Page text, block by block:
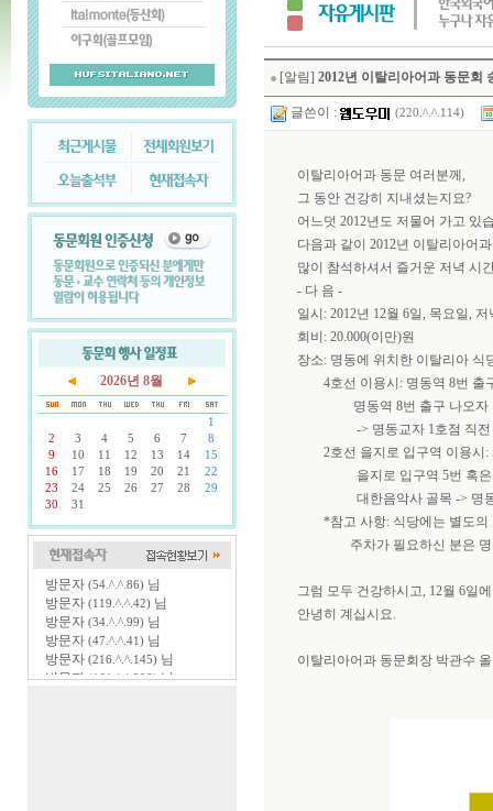
2026년 8월
1
2
3 4 5 6 7
8
9
10 11 12 13 14
15
16
17 18 19 20 21
22
23
24 25 26 27 28
29
30
31
방문자 (54.^.^.86) 님
방문자 (119.^.^.42) 님
방문자 (34.^.^.99) 님
방문자 (47.^.^.41) 님
방문자 (216.^.^.145) 님
방문자(161.^.^.228)님
[알림] 2012년 이탈리아어과 동문회
글쓴이 : (220.^.^.114)
이탈리아어과 동문 여러분께,
그 동안 건강히 지내셨는지요?
어느덧 2012년도 저물어 가고 있
다음과 같이 2012년 이탈리아어
많이 참석하셔서 즐거운 저녁 시
- 다 음 -
일시: 2012년 12월 6일, 목요일,
회비: 20.000(이만)원
장소: 명동에 위치한 이탈리아 식
4호선 이용시: 명동역 8번 출
명동역 8번 출구 나오자 마
-> 명동교자 1호점 직전 오
2호선 을지로 입구역 이용시:
을지로 입구역 5번 혹은 6번
대한음악사 골목 -> 명동교
*참고 사항: 식당에는 별도의
주차가 필요하신 분은 명동
그럼 모두 건강하시고, 12월 6일
안녕히 계십시요.
이탈리아어과 동문회장 박관수